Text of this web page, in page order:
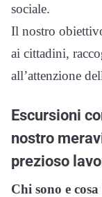
sociale.
Il nostro
ai cittadini,
all’attenzione
Escursioni
nostro
prezioso
Chi sono e